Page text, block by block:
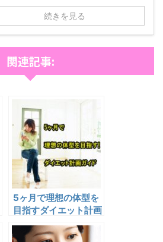
続きを見る
関連記事:
5ヶ月で理想の体型を
目指すダイエット計画
ガイド